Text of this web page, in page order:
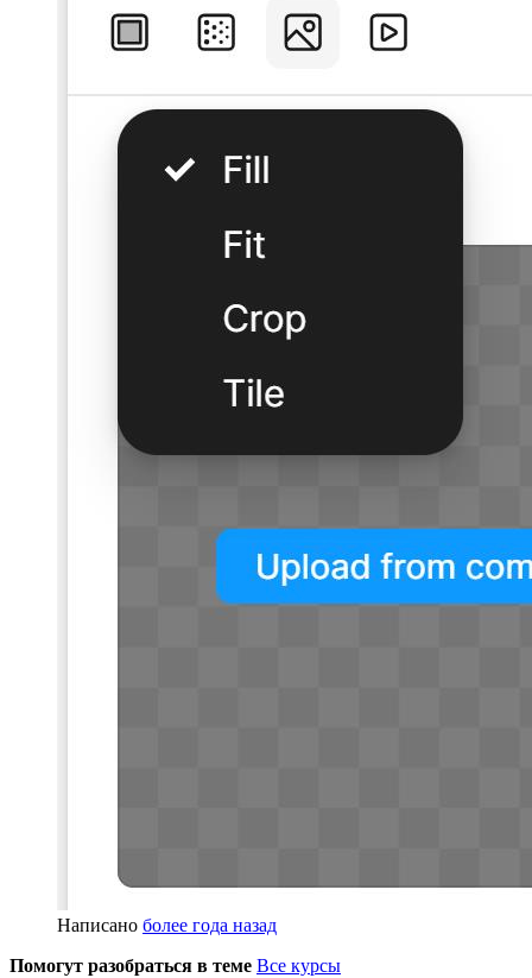
Написано более года назад
Помогут разобраться в теме Все курсы